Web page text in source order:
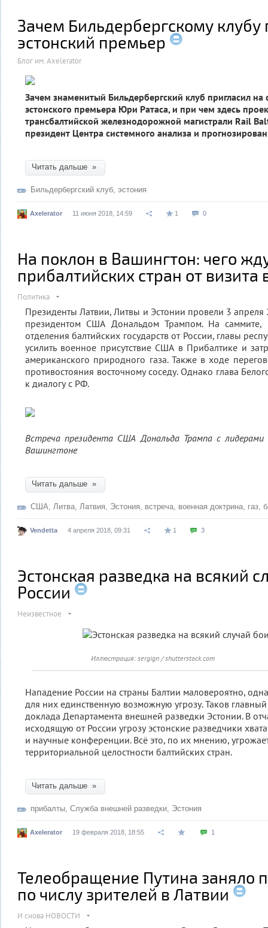
Зачем Бильдербергскому клубу
эстонский премьер
Блог им. Axelerator
Зачем знаменитый Бильдербергский клуб пригласил на
эстонского премьера Юри Ратаса, и при чем здесь
трансбалтийской железнодорожной магистрали Rail
президент Центра системного анализа и
Читать дальше »
Бильдербергский клуб, эстония
Axelerator 11 июня 2018, 14:59 1 0
На поклон в Вашингтон: чего
прибалтийских стран от
Политика
Президенты Латвии, Литвы и Эстонии провели 3
президентом США Дональдом Трампом. На саммите,
отделения балтийских государств от России, главы
усилить военное присутствие США в Прибалтике и
американского природного газа. Также в ходе
противостояния восточному соседу. Однако глава
к диалогу с РФ.
Встреча президента США Дональда Трампа с
Вашингтоне
Читать дальше »
США, Литва, Латвия, Эстония, встреча, военная доктрина, газ,
Vendetta 4 апреля 2018, 09:31 1 3
Эстонская разведка на всякий
России
Неизвестное
Иллюстрация: sergign / shutterstock.com
Нападение России на страны Балтии маловероятно,
для них единственную возможную угрозу. Таков
доклада Департамента внешней разведки Эстонии. В
исходящую от России угрозу эстонские разведчики
и научные конференции. Всё это, по их мнению,
территориальной целостности балтийских стран.
Читать дальше »
прибалты, Служба внешней разведки, Эстония
Axelerator 19 февраля 2018, 18:55 1
Телеобращение Путина заняло
по числу зрителей в Латвии
И снова НОВОСТИ